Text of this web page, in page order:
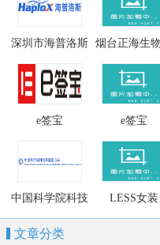
深圳市海普洛斯
生物科技有限公
烟台正海生
技股份有限公
e签宝 e签宝
中国科学院科技
基础能力局
LESS女装
文章分类